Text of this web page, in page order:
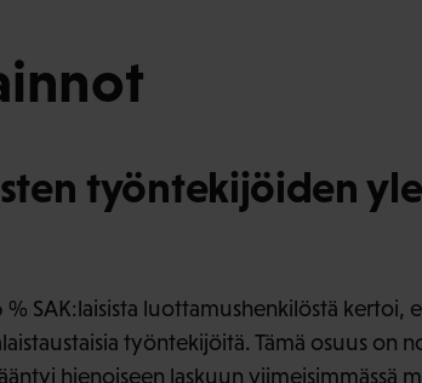
työntekijöiden
SAK:laisista luottamushenkilöstä kertoi,
työntekijöitä. Tämä osuus on
hienoiseen laskuun viimeisimmässä